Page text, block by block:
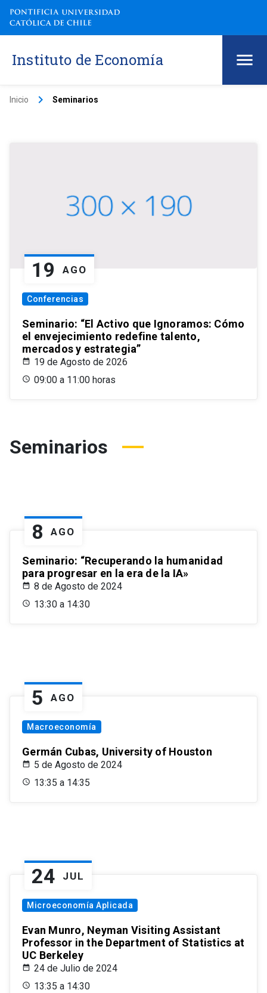
Instituto de Economía
Inicio keyboard_arrow_right Seminarios
19 AGO
Conferencias
Seminario: “El Activo que Ignoramos: Cómo
el envejecimiento redefine talento,
mercados y estrategia”
19 de Agosto de 2026
09:00 a 11:00 horas
Seminarios
8 AGO
Seminario: “Recuperando la humanidad
para progresar en la era de la IA»
8 de Agosto de 2024
13:30 a 14:30
5 AGO
Macroeconomía
Germán Cubas, University of Houston
5 de Agosto de 2024
13:35 a 14:35
24 JUL
Microeconomía Aplicada
Evan Munro, Neyman Visiting Assistant
Professor in the Department of Statistics at
UC Berkeley
24 de Julio de 2024
13:35 a 14:30